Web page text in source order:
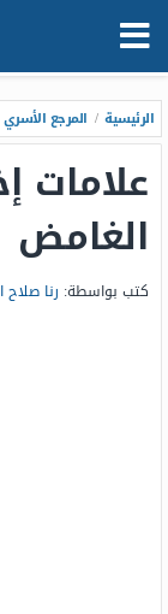
الرئيسية / المرجع الأسري
علامات
الغامض
كتب بواسطة: رنا صلاح